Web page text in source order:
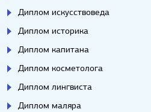
Диплом искусствоведа
Диплом историка
Диплом капитана
Диплом косметолога
Диплом лингвиста
Диплом маляра